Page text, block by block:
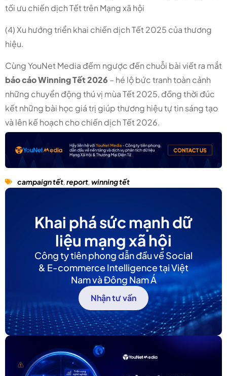
tối ưu chiến dịch Tết trên Mạng xã hội
(4) Xu hướng triển khai chiến dịch Tết 2025 của thương
hiệu.
Cùng YouNet Media đếm ngược đến chuỗi bài viết ra mắt
báo cáo Winning Tết 2026 – hé lộ bức tranh toàn cảnh
những chuyển động thú vị mùa Tết 2025, đồng thời đúc
kết những bài học giá trị giúp thương hiệu tự tin sáng tạo
và lên kế hoạch cho chiến dịch Tết 2026.
campaign tết, report, winning tết
Khai phá sức mạnh dữ
liệu mạng xã hội
Công ty tiên phong dẫn đầu về Social
& E-commerce Intelligence tại Việt
Nam và Đông Nam Á
Nhận tư vấn